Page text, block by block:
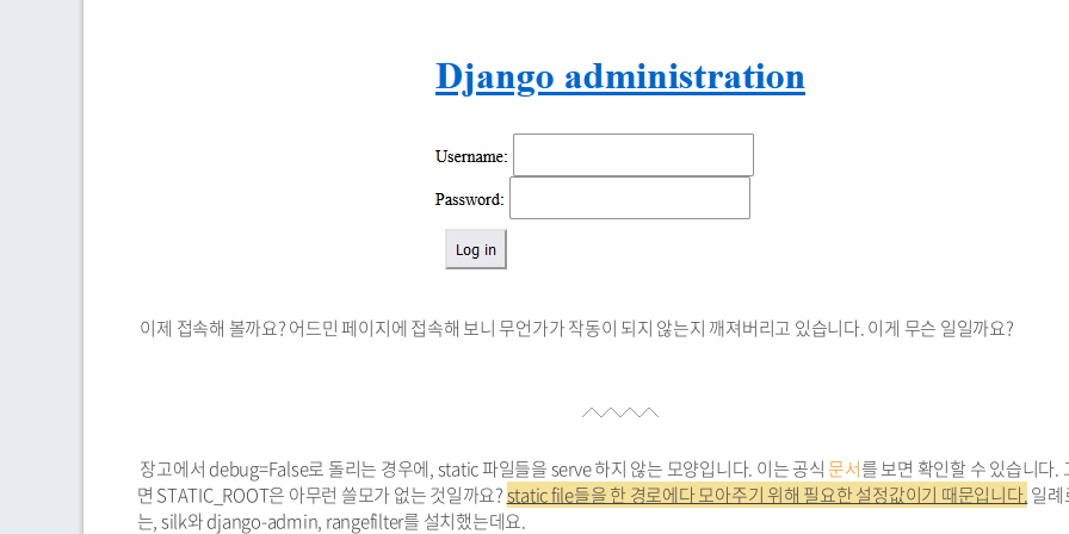
이제 접속해 볼까요? 어드민 페이지에 접속해 보니 무언가가 작동이 되지 않는지 깨져버리고 있습니다. 이게 무슨 일일까요?
장고에서 debug=False로 돌리는 경우에, static 파일들을 serve 하지 않는 모양입니다. 이는 공식문서를 보면 확인할 수 있습니다.
면 STATIC_ROOT은 아무런 쓸모가 없는 것일까요?static file들을 한 경로에다 모아주기 위해 필요한 설정값이기 때문입니다.일례
는, silk와 django-admin, rangefilter를 설치했는데요.